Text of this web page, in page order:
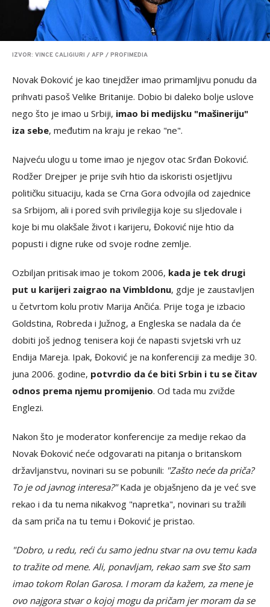
IZVOR: VINCE CALIGIURI / AFP / PROFIMEDIA
Novak Đoković je kao tinejdžer imao primamljivu ponudu da
prihvati pasoš Velike Britanije. Dobio bi daleko bolje uslove
nego što je imao u Srbiji, imao bi medijsku "mašineriju"
iza sebe, međutim na kraju je rekao "ne".
Najveću ulogu u tome imao je njegov otac Srđan Đoković.
Rodžer Drejper je prije svih htio da iskoristi osjetljivu
političku situaciju, kada se Crna Gora odvojila od zajednice
sa Srbijom, ali i pored svih privilegija koje su sljedovale i
koje bi mu olakšale život i karijeru, Đoković nije htio da
popusti i digne ruke od svoje rodne zemlje.
Ozbiljan pritisak imao je tokom 2006, kada je tek drugi
put u karijeri zaigrao na Vimbldonu, gdje je zaustavljen
u četvrtom kolu protiv Marija Ančića. Prije toga je izbacio
Goldstina, Robreda i Južnog, a Engleska se nadala da će
dobiti još jednog tenisera koji će napasti svjetski vrh uz
Endija Mareja. Ipak, Đoković je na konferenciji za medije 30.
juna 2006. godine, potvrdio da će biti Srbin i tu se čitav
odnos prema njemu promijenio. Od tada mu zvižde
Englezi.
Nakon što je moderator konferencije za medije rekao da
Novak Đoković neće odgovarati na pitanja o britanskom
državljanstvu, novinari su se pobunili: "Zašto neće da priča?
To je od javnog interesa?"Kada je objašnjeno da je već sve
rekao i da tu nema nikakvog "napretka", novinari su tražili
da sam priča na tu temu i Đoković je pristao.
"Dobro, u redu, reći ću samo jednu stvar na ovu temu kada
to tražite od mene. Ali, ponavljam, rekao sam sve što sam
imao tokom Rolan Garosa. I moram da kažem, za mene je
ovo najgora stvar o kojoj mogu da pričam jer moram da se